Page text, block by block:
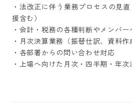
・法改正に伴う業務プロセスの見
援含む）
・会計・税務の各種判断やメンバー
・月次決算業務（振替仕訳、資料作
・各部署からの問い合わせ対応
・上場へ向けた月次・四半期・年